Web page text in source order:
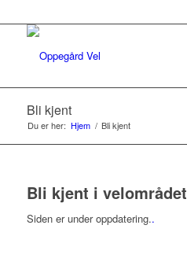
Bli kjent
Du er her: Hjem / Bli kjent
Bli kjent i velområdet
Siden er under oppdatering..